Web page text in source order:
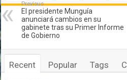
Previous
El presidente Munguía
anunciará cambios en su
gabinete tras su Primer Informe
de Gobierno
Recent Popular Tags